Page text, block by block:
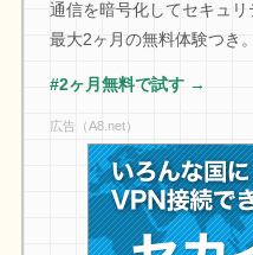
通信を暗号化してセキュ
最大2ヶ月の無料体験つき。
#2ヶ月無料で試す →
広告（A8.net）